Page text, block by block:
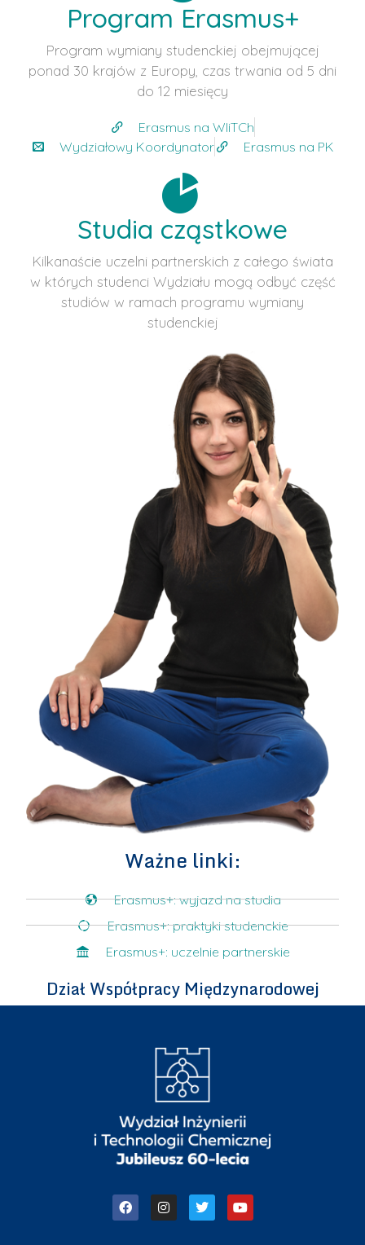
Program Erasmus+
Program wymiany studenckiej obejmującej
ponad 30 krajów z Europy, czas trwania od 5 dni
do 12 miesięcy
Erasmus na WIiTCh
Wydziałowy Koordynator
Erasmus na PK
Studia cząstkowe
Kilkanaście uczelni partnerskich z całego świata
w których studenci Wydziału mogą odbyć część
studiów w ramach programu wymiany
studenckiej
Ważne linki:
Erasmus+: wyjazd na studia
Erasmus+: praktyki studenckie
Erasmus+: uczelnie partnerskie
Dział Współpracy Międzynarodowej